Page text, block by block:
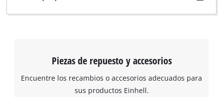
Piezas de repuesto y accesorios
Encuentre los recambios o accesorios adecuados para
sus productos Einhell.